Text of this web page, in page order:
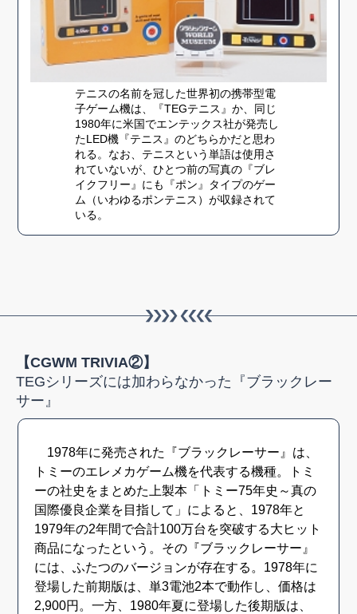
テニスの名前を冠した世界初の携帯型電
子ゲーム機は、『TEGテニス』か、同じ
1980年に米国でエンテックス社が発売し
たLED機『テニス』のどちらかだと思わ
れる。なお、テニスという単語は使用さ
れていないが、ひとつ前の写真の『ブレ
イクフリー』にも『ポン』タイプのゲー
ム（いわゆるポンテニス）が収録されて
いる。
【CGWM TRIVIA②】
TEGシリーズには加わらなかった『ブラックレー
サー』
1978年に発売された『ブラックレーサー』は、
トミーのエレメカゲーム機を代表する機種。トミ
ーの社史をまとめた上製本「トミー75年史～真の
国際優良企業を目指して」によると、1978年と
1979年の2年間で合計100万台を突破する大ヒット
商品になったという。その『ブラックレーサー』
には、ふたつのバージョンが存在する。1978年に
登場した前期版は、単3電池2本で動作し、価格は
2,900円。一方、1980年夏に登場した後期版は、